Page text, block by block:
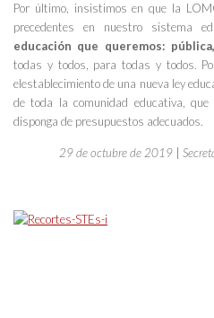
Por último, insistimos en que la
precedentes en nuestro sistema
educación que queremos:
todas y todos, para todas y todos.
elestablecimiento de una nueva ley
de toda la comunidad educativa,
disponga de presupuestos adecuados.
29 de octubre de 2019 |